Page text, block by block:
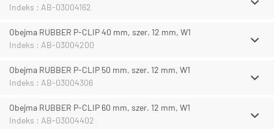
Indeks : AB-03004162
Obejma RUBBER P-CLIP 40 mm, szer. 12 mm, W1
Indeks : AB-03004200
Obejma RUBBER P-CLIP 50 mm, szer. 12 mm, W1
Indeks : AB-03004306
Obejma RUBBER P-CLIP 60 mm, szer. 12 mm, W1
Indeks : AB-03004402